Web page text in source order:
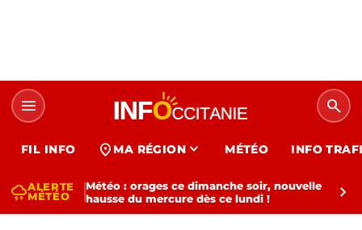
menu search
FIL INFO location_on MA RÉGION expand_more MÉTÉO INFO
thunderstormALERTE
MÉTÉO
Météo : orages ce dimanche soir, nouvelle
hausse du mercure dès ce lundi !
chevron_right